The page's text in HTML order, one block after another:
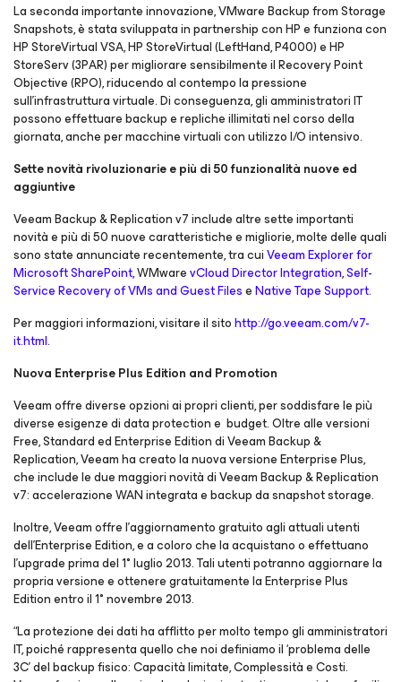
La seconda importante innovazione, VMware Backup from Storage
Snapshots, è stata sviluppata in partnership con HP e funziona con
HP StoreVirtual VSA, HP StoreVirtual (LeftHand, P4000) e HP
StoreServ (3PAR) per migliorare sensibilmente il Recovery Point
Objective (RPO), riducendo al contempo la pressione
sull’infrastruttura virtuale. Di conseguenza, gli amministratori IT
possono effettuare backup e repliche illimitati nel corso della
giornata, anche per macchine virtuali con utilizzo I/O intensivo.
Sette novità rivoluzionarie e più di 50 funzionalità nuove ed
aggiuntive
Veeam Backup & Replication v7 include altre sette importanti
novità e più di 50 nuove caratteristiche e migliorie, molte delle quali
sono state annunciate recentemente, tra cuiVeeam Explorer for
Microsoft SharePoint, WMwarevCloud Director Integration,Self-
Service Recovery of VMs and Guest FileseNative Tape Support.
Per maggiori informazioni, visitare il sitohttp://go.veeam.com/v7-
it.html.
Nuova Enterprise Plus Edition and Promotion
Veeam offre diverse opzioni ai propri clienti, per soddisfare le più
diverse esigenze di data protection e budget. Oltre alle versioni
Free, Standard ed Enterprise Edition di Veeam Backup &
Replication, Veeam ha creato la nuova versione EnterprisePlus,
che include le due maggiori novità di Veeam Backup & Replication
v7: accelerazione WAN integrata e backup da snapshot storage.
Inoltre, Veeam offre l’aggiornamento gratuito agli attuali utenti
dell’Enterprise Edition, e a coloro che la acquistano o effettuano
l’upgrade prima del 1° luglio 2013. Tali utenti potranno aggiornare la
propria versione e ottenere gratuitamente la EnterprisePlus
Edition entro il 1° novembre 2013.
“La protezione dei dati ha afflitto per molto tempo gli amministratori
IT, poiché rappresenta quello che noi definiamo il ‘problema delle
3C’ del backup fisico: Capacità limitate, Complessità e Costi.